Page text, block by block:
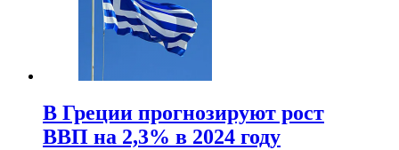
В Греции прогнозируют рост
ВВП на 2,3% в 2024 году